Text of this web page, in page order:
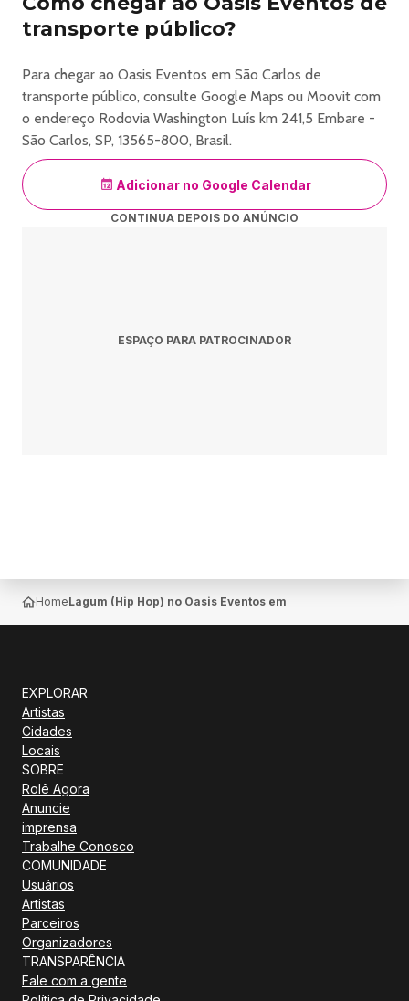
https://www.icones.com.br/evento/139899-lagum-chico-chico-
tour-2026
transporte público?
Para chegar ao Oasis Eventos em São Carlos de
transporte público, consulte Google Maps ou Moovit com
o endereço Rodovia Washington Luís km 241,5 Embare -
São Carlos, SP, 13565-800, Brasil.
Adicionar no Google Calendar
CONTINUA DEPOIS DO ANÚNCIO
ESPAÇO PARA PATROCINADOR
HomeLagum (Hip Hop) no Oasis Eventos em São Carlos
EXPLORAR
Artistas
Cidades
Locais
SOBRE
Rolê Agora
Anuncie
imprensa
Trabalhe Conosco
COMUNIDADE
Usuários
Artistas
Parceiros
Organizadores
TRANSPARÊNCIA
Fale com a gente